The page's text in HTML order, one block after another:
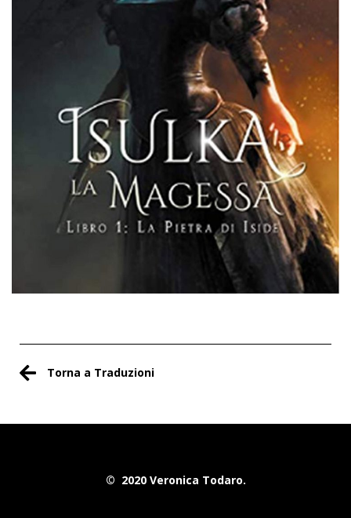
Torna a Traduzioni
© 2020 Veronica Todaro.